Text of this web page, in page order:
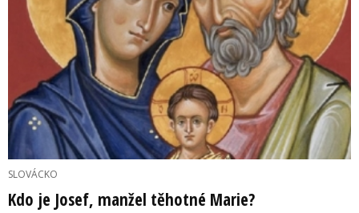
SLOVÁCKO
Kdo je Josef, manžel těhotné Marie?